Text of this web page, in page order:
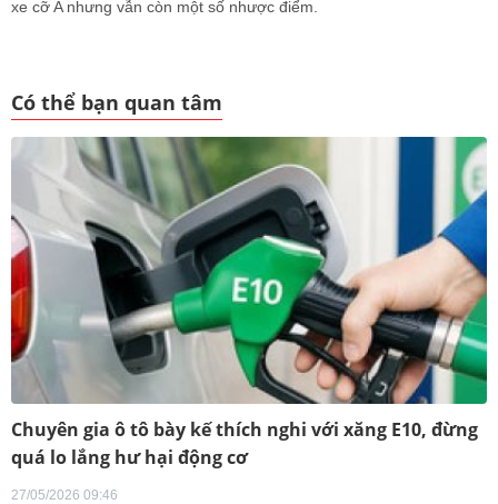
xe cỡ A nhưng vẫn còn một số nhược điểm.
Có thể bạn quan tâm
Chuyên gia ô tô bày kế thích nghi với xăng E10, đừng
quá lo lắng hư hại động cơ
27/05/2026 09:46